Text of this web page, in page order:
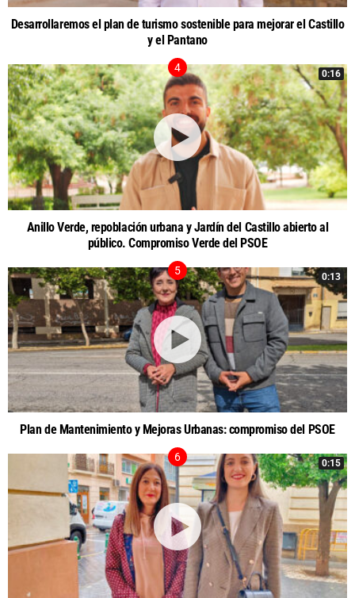
Desarrollaremos el plan de turismo sostenible para mejorar el Castillo
y el Pantano
0:16
Anillo Verde, repoblación urbana y Jardín del Castillo abierto al
público. Compromiso Verde del PSOE
0:13
Plan de Mantenimiento y Mejoras Urbanas: compromiso del PSOE
0:15